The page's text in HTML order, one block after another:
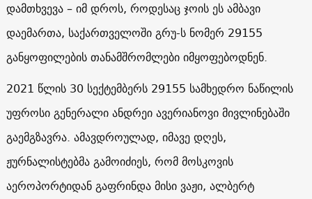
დამთხვევა – იმ დროს, როდესაც ჯოის ეს ამბავი
დაემართა, საქართველოში გრუ-ს ნომერ 29155
განყოფილების თანამშრომლები იმყოფებოდნენ.
2021 წლის 30 სექტემბერს 29155 სამხედრო ნაწილის
უფროსი გენერალი ანდრეი ავერიანოვი მივლინებაში
გაემგზავრა. ამავდროულად, იმავე დღეს,
ჟურნალისტებმა გამოიძიეს, რომ მოსკოვის
აეროპორტიდან გაფრინდა მისი ვაჟი, ალბერტ